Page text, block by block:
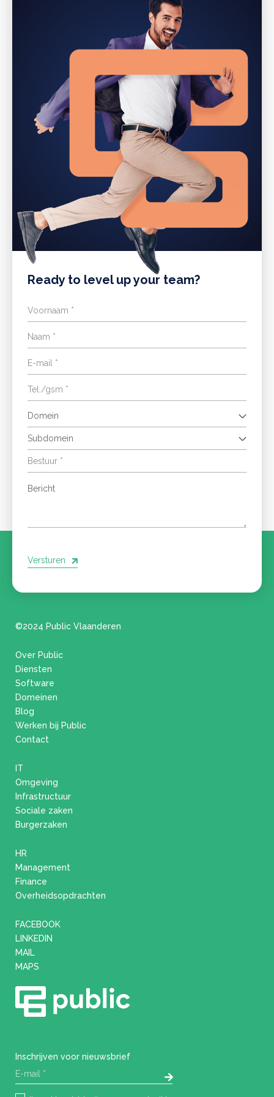
Ready to level up your team?
Domein
Subdomein
Versturen
Weigeren
©2024 Public Vlaanderen
Over Public
Diensten
Software
Domeinen
Blog
Werken bij Public
Contact
IT
Omgeving
Infrastructuur
Sociale zaken
Burgerzaken
HR
Management
Finance
Overheidsopdrachten
FACEBOOK
LINKEDIN
MAIL
MAPS
Inschrijven voor nieuwsbrief